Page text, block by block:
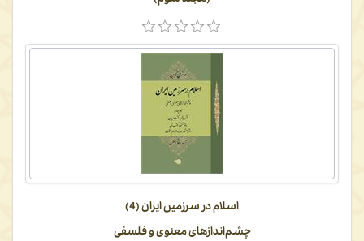
اسلام در سرزمین ایران (4)
چشم‌اندازهای معنوی و فلسفی